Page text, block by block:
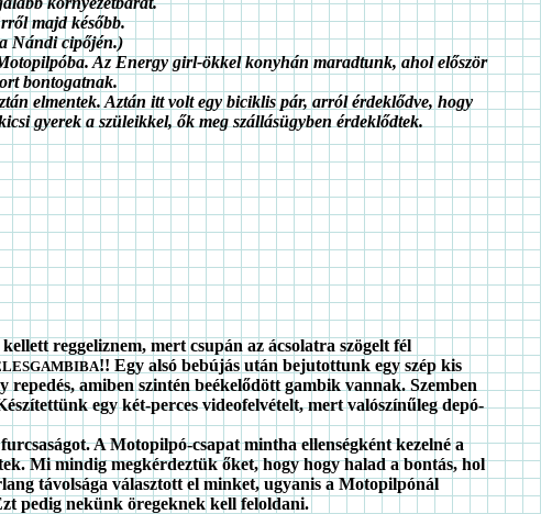
majd később.
Nándi cipőjén.)
Az Energy girl-ökkel konyhán maradtunk, ahol először
bontogatnak.
elmentek. Aztán itt volt egy biciklis pár, arról érdeklődve, hogy
gyerek a szüleikkel, ők meg szállásügyben érdeklődtek.
reggeliznem, mert csupán az ácsolatra szögelt fél
!! Egy alsó bebújás után bejutottunk egy szép kis
amiben szintén beékelődött gambik vannak. Szemben
egy két-perces videofelvételt, mert valószínűleg depó-
A Motopilpó-csapat mintha ellenségként kezelné a
Mi mindig megkérdeztük őket, hogy hogy halad a bontás, hol
távolsága választott el minket, ugyanis a Motopilpónál
pedig nekünk öregeknek kell feloldani.